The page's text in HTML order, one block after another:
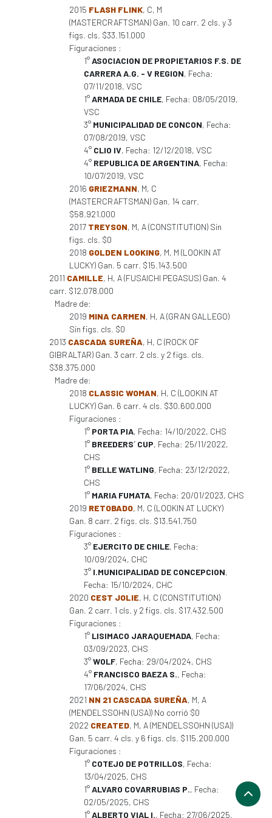
2015 FLASH FLINK, C, M
(MASTERCRAFTSMAN) Gan. 10 carr. 2 cls. y 3
figs. cls. $33.151.000
Figuraciones :
1°ASOCIACION DE PROPIETARIOS F.S. DE
CARRERA A.G. - V REGION, Fecha:
07/11/2018, VSC
1°ARMADA DE CHILE, Fecha: 08/05/2019,
VSC
3° MUNICIPALIDAD DE CONCON, Fecha:
07/08/2019, VSC
4° CLIO IV, Fecha: 12/12/2018, VSC
4° REPUBLICA DE ARGENTINA, Fecha:
10/07/2019, VSC
2016 GRIEZMANN, M, C
(MASTERCRAFTSMAN) Gan. 14 carr.
$58.921.000
2017 TREYSON, M, A (CONSTITUTION) Sin
figs. cls. $0
2018 GOLDEN LOOKING, M, M (LOOKIN AT
LUCKY) Gan. 5 carr. $15.143.500
2011 CAMILLE, H, A (FUSAICHI PEGASUS) Gan. 4
carr. $12.078.000
Madre de:
2019 MINA CARMEN, H, A (GRAN GALLEGO)
Sin figs. cls. $0
2013 CASCADA SUREÑA, H, C (ROCK OF
GIBRALTAR) Gan. 3 carr. 2 cls. y 2 figs. cls.
$38.375.000
Madre de:
2018 CLASSIC WOMAN, H, C (LOOKIN AT
LUCKY) Gan. 6 carr. 4 cls. $30.600.000
Figuraciones :
1° PORTA PIA, Fecha: 14/10/2022, CHS
1° BREEDERS´ CUP, Fecha: 25/11/2022,
CHS
1° BELLE WATLING, Fecha: 23/12/2022,
CHS
1° MARIA FUMATA, Fecha: 20/01/2023, CHS
2019 RETOBADO, M, C (LOOKIN AT LUCKY)
Gan. 8 carr. 2 figs. cls. $13.541.750
Figuraciones :
3° EJERCITO DE CHILE, Fecha:
10/09/2024, CHC
3° I.MUNICIPALIDAD DE CONCEPCION,
Fecha: 15/10/2024, CHC
2020 CEST JOLIE, H, C (CONSTITUTION)
Gan. 2 carr. 1 cls. y 2 figs. cls. $17.432.500
Figuraciones :
1° LISIMACO JARAQUEMADA, Fecha:
03/09/2023, CHS
3°WOLF, Fecha: 29/04/2024, CHS
4° FRANCISCO BAEZA S., Fecha:
17/06/2024, CHS
2021 NN 21 CASCADA SUREÑA, M, A
(MENDELSSOHN (USA)) No corrió $0
2022 CREATED, M, A (MENDELSSOHN (USA))
Gan. 5 carr. 4 cls. y 6 figs. cls. $115.200.000
Figuraciones :
1° COTEJO DE POTRILLOS, Fecha:
13/04/2025, CHS
1°ALVARO COVARRUBIAS P., Fecha:
02/05/2025, CHS
1°ALBERTO VIAL I., Fecha: 27/06/2025,